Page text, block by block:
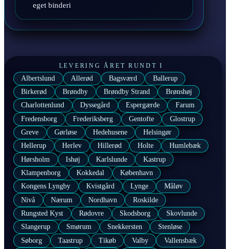
eget binderi
LEVERING ÅRET RUNDT I
Albertslund Allerød Bagsværd
Ballerup
Birkerød
Brøndby Brøndby Strand
Brønshøj
Charlottenlund
Dyssegård Espergærde
Farum
Fredensborg
Frederiksberg Gentofte
Glostrup
Greve
Gørløse Hedehusene
Helsingør
Hellerup
Herlev Hillerød Holte
Humlebæk
Hørsholm
Ishøj Karlslunde
Kastrup
Klampenborg
Kokkedal
København
Kongens Lyngby
Kvistgård Lynge
Måløv
Nivå
Nærum Nordhavn
Roskilde
Rungsted Kyst
Rødovre Skodsborg
Skovlunde
Slangerup
Smørum Snekkersten
Stenløse
Søborg
Taastrup Tikøb Valby
Vallensbæk